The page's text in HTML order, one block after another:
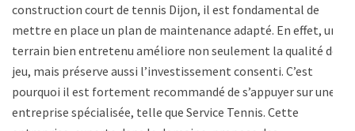
construction court de tennis Dijon, il est fondamental de
mettre en place un plan de maintenance adapté. En effet, un
terrain bien entretenu améliore non seulement la qualité de
jeu, mais préserve aussi l’investissement consenti. C’est
pourquoi il est fortement recommandé de s’appuyer sur une
entreprise spécialisée, telle que Service Tennis. Cette